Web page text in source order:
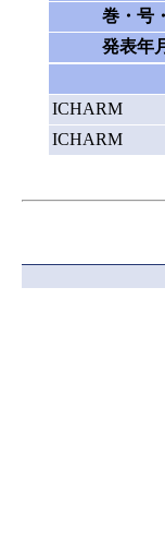
巻・号
発表年
ICHARM
ICHARM